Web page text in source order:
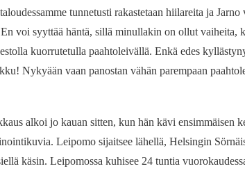
tunnetusti rakastetaan hiilareita ja
voi syyttää häntä, sillä minullakin on ollut vaiheita,
kuorrutetulla paahtoleivällä. Enkä edes
Nykyään vaan panostan vähän parempaan
alkoi jo kauan sitten, kun hän kävi ensimmäisen
Leipomo sijaitsee lähellä, Helsingin
käsin. Leipomossa kuhisee 24 tuntia